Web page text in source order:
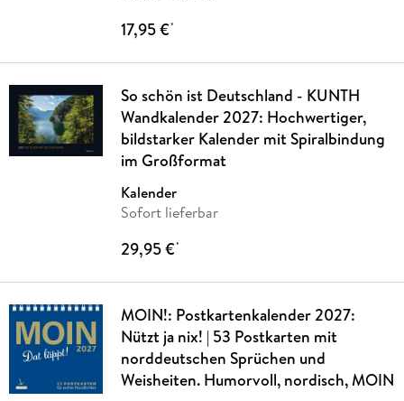
17,95 €*
So schön ist Deutschland - KUNTH
Wandkalender 2027: Hochwertiger,
bildstarker Kalender mit Spiralbindung
im Großformat
Kalender
Sofort lieferbar
29,95 €*
MOIN!: Postkartenkalender 2027:
Nützt ja nix! | 53 Postkarten mit
norddeutschen Sprüchen und
Weisheiten. Humorvoll, nordisch, MOIN